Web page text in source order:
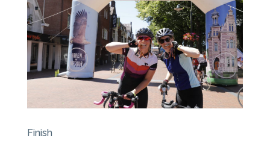
Finish